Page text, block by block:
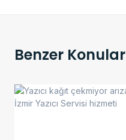
Benzer Konular